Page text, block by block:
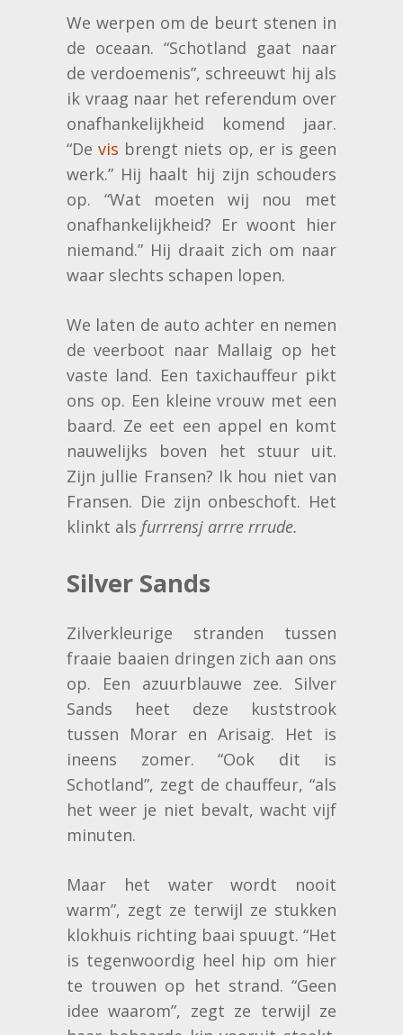
We werpen om de beurt stenen in
de oceaan. “Schotland gaat naar
de verdoemenis”, schreeuwt hij als
ik vraag naar het referendum over
onafhankelijkheid komend jaar.
“Devis brengt niets op, er is geen
werk.” Hij haalt hij zijn schouders
op. “Wat moeten wij nou met
onafhankelijkheid? Er woont hier
niemand.” Hij draait zich om naar
waar slechts schapen lopen.
We laten de auto achter en nemen
de veerboot naar Mallaig op het
vaste land. Een taxichauffeur pikt
ons op. Een kleine vrouw met een
baard. Ze eet een appel en komt
nauwelijks boven het stuur uit.
Zijn jullie Fransen? Ik hou niet van
Fransen. Die zijn onbeschoft. Het
klinkt als furrrensj arrre rrrude.
Silver Sands
Zilverkleurige stranden tussen
fraaie baaien dringen zich aan ons
op. Een azuurblauwe zee. Silver
Sands heet deze kuststrook
tussen Morar en Arisaig. Het is
ineens zomer. “Ook dit is
Schotland”, zegt de chauffeur, “als
het weer je niet bevalt, wacht vijf
minuten.
Maar het water wordt nooit
warm”, zegt ze terwijl ze stukken
klokhuis richting baai spuugt. “Het
is tegenwoordig heel hip om hier
te trouwen op het strand. “Geen
idee waarom”, zegt ze terwijl ze